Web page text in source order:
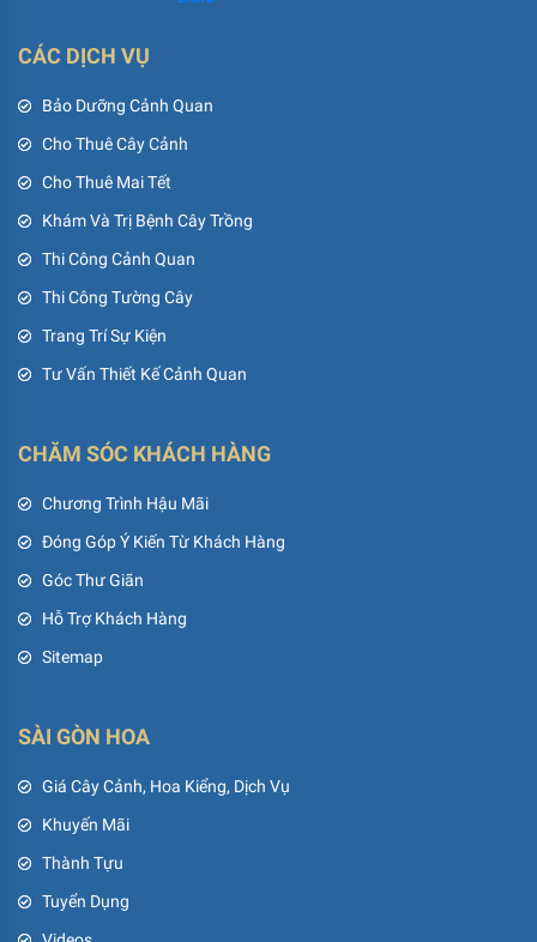
CÁC DỊCH VỤ
Bảo Dưỡng Cảnh Quan
Cho Thuê Cây Cảnh
Cho Thuê Mai Tết
Khám Và Trị Bệnh Cây Trồng
Thi Công Cảnh Quan
Thi Công Tường Cây
Trang Trí Sự Kiện
Tư Vấn Thiết Kế Cảnh Quan
CHĂM SÓC KHÁCH HÀNG
Chương Trình Hậu Mãi
Đóng Góp Ý Kiến Từ Khách Hàng
Góc Thư Giãn
Hỗ Trợ Khách Hàng
Sitemap
SÀI GÒN HOA
Giá Cây Cảnh, Hoa Kiểng, Dịch Vụ
Khuyến Mãi
Thành Tựu
Tuyển Dụng